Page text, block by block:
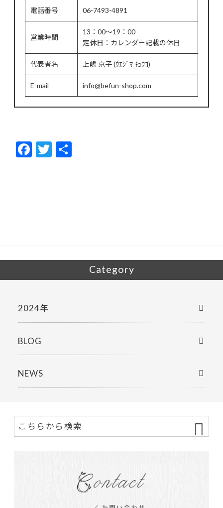
電話番号 06-7493-4891
営業時間
13：00～19：00
定休日：カレンダー記載の休日
代表者名 上嶋 京子 (ｳｴｼﾞﾏ ｷｮｳｺ)
E-mail info@befun-shop.com
F
T
Category
2024年
BLOG
NEWS